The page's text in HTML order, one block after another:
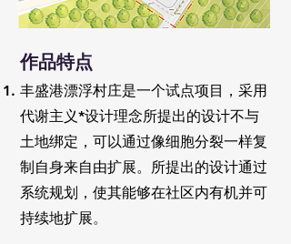
​作品特点
丰盛港漂浮村庄是一个试点项目，采用
代谢主义*设计理念所提出的设计不与
土地绑定，可以通过像细胞分裂一样复
制自身来自由扩展。所提出的设计通过
系统规划，使其能够在社区内有机并可
持续地扩展​。